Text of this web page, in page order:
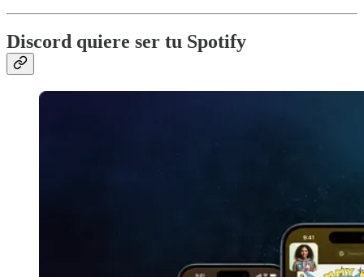
Discord quiere ser tu Spotify